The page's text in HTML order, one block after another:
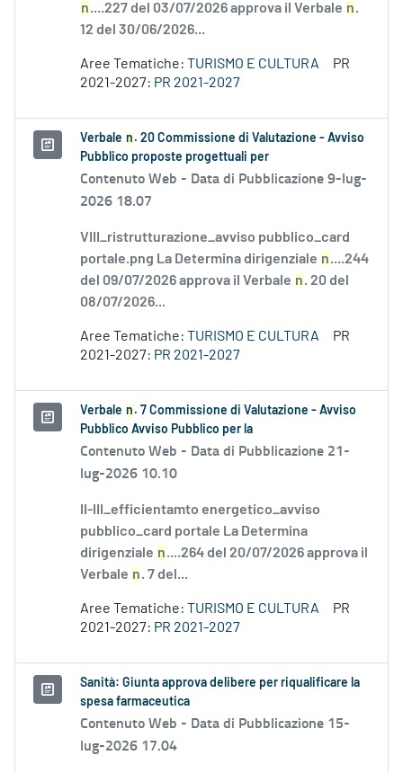
n....227 del 03/07/2026 approva il Verbale n.
12 del 30/06/2026...
Aree Tematiche: TURISMO E CULTURA
PR
2021-2027: PR 2021-2027
Verbale n . 20 Commissione di Valutazione - Avviso
Pubblico proposte progettuali per
Contenuto Web - Data di Pubblicazione 9-lug-
2026 18.07
VIII_ristrutturazione_avviso pubblico_card
portale.png La Determina dirigenziale n....244
del 09/07/2026 approva il Verbale n. 20 del
08/07/2026...
Aree Tematiche: TURISMO E CULTURA
PR
2021-2027: PR 2021-2027
Verbale n . 7 Commissione di Valutazione - Avviso
Pubblico Avviso Pubblico per la
Contenuto Web - Data di Pubblicazione 21-
lug-2026 10.10
II-III_efficientamto energetico_avviso
pubblico_card portale La Determina
dirigenziale n....264 del 20/07/2026 approva il
Verbale n. 7 del...
Aree Tematiche: TURISMO E CULTURA
PR
2021-2027: PR 2021-2027
Sanità: Giunta approva delibere per riqualificare la
spesa farmaceutica
Contenuto Web - Data di Pubblicazione 15-
lug-2026 17.04